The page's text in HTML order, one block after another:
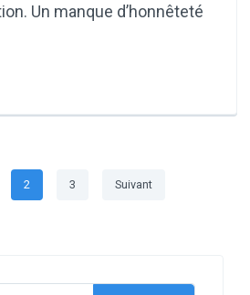
Un manque d’honnêteté
Page
2 Page
3 Suivant